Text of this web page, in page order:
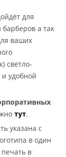
для
а так
ваших
светло-
удобной
тут.
указана с
в один
в